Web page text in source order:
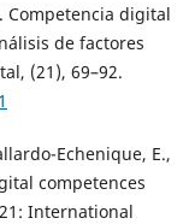
Competencia digital
de factores
(21), 69–92.
Echenique, E.,
competences
International